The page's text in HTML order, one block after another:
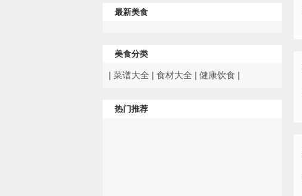
最新美食
美食分类
| 菜谱大全 | 食材大全 | 健康饮食 |
热门推荐